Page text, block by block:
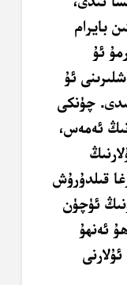
بايرام
ئۇ
ئۇ
چۈنكى
ئەمەس،
قىلدۇرۇش
ئۈچۈن
ئەنھۇ